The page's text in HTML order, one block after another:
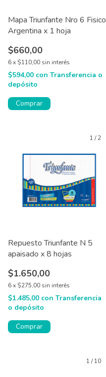
Mapa Triunfante Nro 6 Fisico
Argentina x 1 hoja
$660,00
6x $110,00 sin interés
$594,00 con Transferencia o
depósito
Comprar
1 /2
Repuesto Triunfante N 5
apaisado x 8 hojas
$1.650,00
6x $275,00 sin interés
$1.485,00 con Transferencia
o depósito
Comprar
1 /10